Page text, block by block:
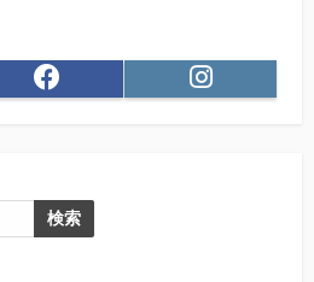
Facebook Instagram
検索